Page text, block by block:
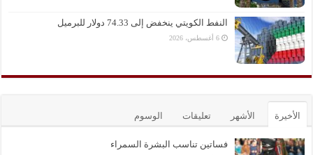
النفط الكويتي ينخفض إلى 74.33 دولار للبرميل
6 أغسطس، 2026
الأخيرة الأشهر تعليقات الوسوم
فساتين تناسب البشرة السمراء